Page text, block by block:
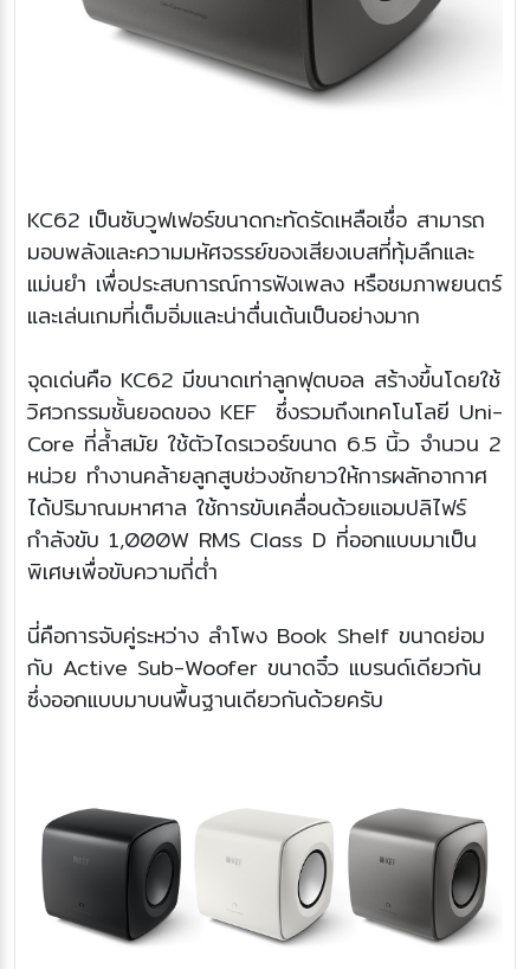
KC62 เป็นซับวูฟเฟอร์ขนาดกะทัดรัดเหลือเชื่อ สามารถ
มอบพลังและความมหัศจรรย์ของเสียงเบสที่ทุ้มลึกและ
แม่นยำ เพื่อประสบการณ์การฟังเพลง หรือชมภาพยนตร์
และเล่นเกมที่เต็มอิ่มและน่าตื่นเต้นเป็นอย่างมาก
จุดเด่นคือ KC62 มีขนาดเท่าลูกฟุตบอล สร้างขึ้นโดยใช้
วิศวกรรมชั้นยอดของ KEF ซึ่งรวมถึงเทคโนโลยี Uni-
Core ที่ล้ำสมัย ใช้ตัวไดรเวอร์ขนาด 6.5 นิ้ว จำนวน 2
หน่วย ทำงานคล้ายลูกสูบช่วงชักยาวให้การผลักอากาศ
ได้ปริมาณมหาศาล ใช้การขับเคลื่อนด้วยแอมปลิไฟร์
กำลังขับ 1,000W RMS Class D ที่ออกแบบมาเป็น
พิเศษเพื่อขับความถี่ต่ำ
นี่คือการจับคู่ระหว่าง ลำโพง Book Shelf ขนาดย่อม
กับ Active Sub-Woofer ขนาดจิ๋ว แบรนด์เดียวกัน
ซึ่งออกแบบมาบนพื้นฐานเดียวกันด้วยครับ